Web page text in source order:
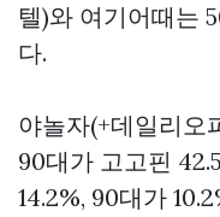
텔)와 여기어때는
다.
야놀자(+데일리오
90대가 고고핀
14.2%, 90대가